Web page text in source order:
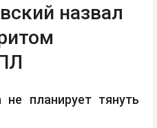
назвал
планирует тянуть